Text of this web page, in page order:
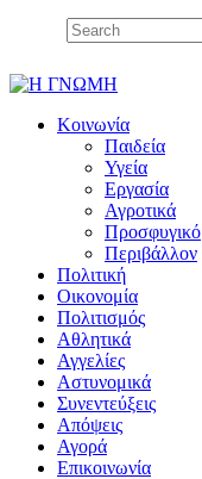
Κοινωνία
Παιδεία
Υγεία
Εργασία
Αγροτικά
Προσφυγικό
Περιβάλλον
Πολιτική
Οικονομία
Πολιτισμός
Αθλητικά
Αγγελίες
Αστυνομικά
Συνεντεύξεις
Απόψεις
Αγορά
Επικοινωνία